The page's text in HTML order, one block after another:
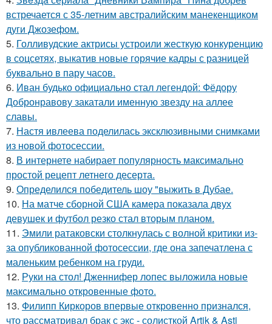
встречается с 35-летним австралийским манекенщиком
дуги Джозефом.
5. Голливудские актрисы устроили жесткую конкуренцию
в соцсетях, выкатив новые горячие кадры с разницей
буквально в пару часов.
6. Иван будько официально стал легендой: Фёдору
Добронравову закатали именную звезду на аллее
славы.
7. Настя ивлеева поделилась эксклюзивными снимками
из новой фотосессии.
8. В интернете набирает популярность максимально
простой рецепт летнего десерта.
9. Определился победитель шоу "выжить в Дубае.
10. На матче сборной США камера показала двух
девушек и футбол резко стал вторым планом.
11. Эмили ратаковски столкнулась с волной критики из-
за опубликованной фотосессии, где она запечатлена с
маленьким ребенком на груди.
12. Руки на стол! Дженнифер лопес выложила новые
максимально откровенные фото.
13. Филипп Киркоров впервые откровенно признался,
что рассматривал брак с экс - солисткой Artik & Asti